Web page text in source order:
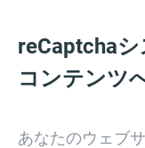
reCaptcha
コンテンツ
あなたのウェブ